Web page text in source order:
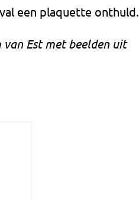
een plaquette onthuld.
Est met beelden uit